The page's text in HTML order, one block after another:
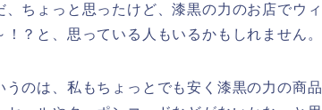
、ちょっと思ったけど、漆黒の力のお店でウ
！？と、思っている人もいるかもしれません。
うのは、私もちょっとでも安く漆黒の力の商